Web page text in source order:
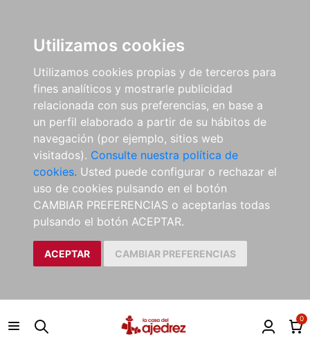
Utilizamos cookies
Utilizamos cookies propias y de terceros para
fines analíticos y mostrarle publicidad
relacionada con sus preferencias, en base a
un perfil elaborado a partir de su hábitos de
navegación (por ejemplo, sitios web
visitados). Consulte nuestra política de
cookies. Usted puede configurar o rechazar el
uso de cookies pulsando en el botón
CAMBIAR PREFERENCIAS o aceptarlas todas
pulsando el botón ACEPTAR.
ACEPTAR CAMBIAR PREFERENCIAS
0